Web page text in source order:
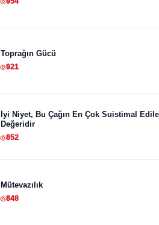
Toprağın Gücü
921
İyi Niyet, Bu Çağın En Çok Suistimal
Değeridir
852
Mütevazılık
848